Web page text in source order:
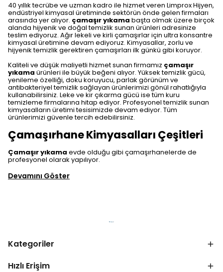
40 yıllık tecrübe ve uzman kadro ile hizmet veren Limprox Hijyen,
endüstriyel kimyasal üretiminde sektörün önde gelen firmaları
arasında yer alıyor. çamaşır yıkama başta olmak üzere birçok
alanda hijyenik ve doğal temizlik sunan ürünleri adresinize
teslim ediyoruz. Ağır lekeli ve kirli çamaşırlar için ultra konsantre
kimyasal üretimine devam ediyoruz. Kimyasallar, zorlu ve
hijyenik temizlik gerektiren çamaşırları ilk günkü gibi koruyor.
Kaliteli ve düşük maliyetli hizmet sunan firmamız çamaşır
yıkama ürünleri ile büyük beğeni alıyor. Yüksek temizlik gücü,
yenileme özelliği, doku koruyucu, parlak görünüm ve
antibakteriyel temizlik sağlayan ürünlerimizi gönül rahatlığıyla
kullanabilirsiniz. Leke ve kir çıkarma gücü ise tüm kuru
temizleme firmalarına hitap ediyor. Profesyonel temizlik sunan
kimyasalların üretimi tesisimizde devam ediyor. Tüm
ürünlerimizi güvenle tercih edebilirsiniz.
Çamaşırhane Kimyasalları Çeşitleri
Çamaşır yıkama evde olduğu gibi çamaşırhanelerde de
profesyonel olarak yapılıyor.
Devamını Göster
Kategoriler
Hızlı Erişim